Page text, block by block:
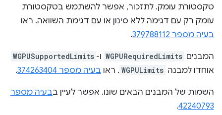
טקסטורת עומק. לתזכור, אפשר להשתמש בטקסטורת
עומק רק עם דגימה ללא סינון או עם דגימת השוואה. ראו
בעיה מספר 379788112
.
המבנים WGPURequiredLimits ו- WGPUSupportedLimits
אוחדו למבנה WGPULimits . ראו בעיה מספר 374263404 .
השמות של המבנים הבאים שונו. אפשר לעיין בבעיה מספר
42240793
.